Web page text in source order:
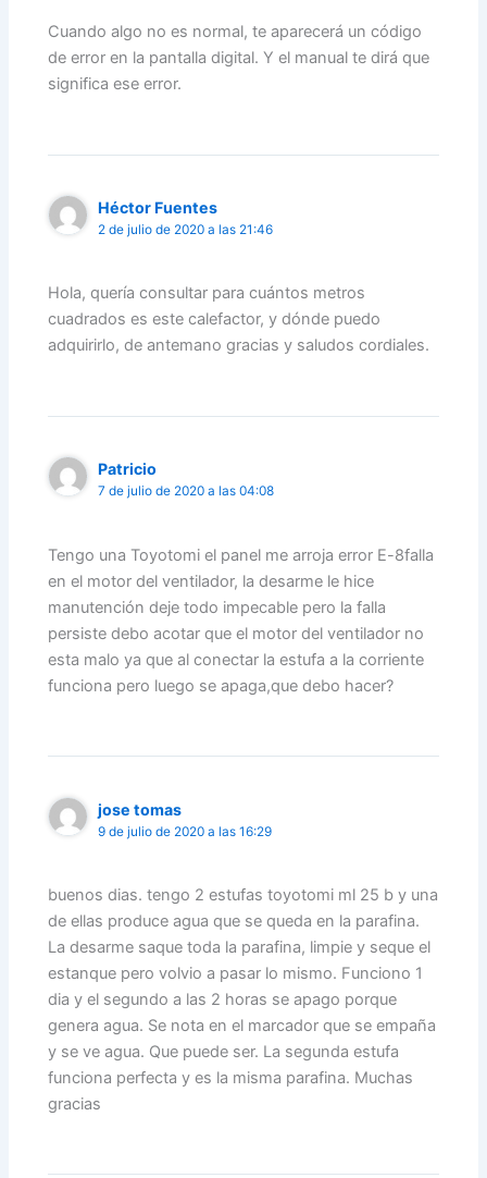
Cuando algo no es normal, te aparecerá un código
de error en la pantalla digital. Y el manual te dirá que
significa ese error.
Héctor Fuentes
2 de julio de 2020 a las 21:46
Hola, quería consultar para cuántos metros
cuadrados es este calefactor, y dónde puedo
adquirirlo, de antemano gracias y saludos cordiales.
Patricio
7 de julio de 2020 a las 04:08
Tengo una Toyotomi el panel me arroja error E-8falla
en el motor del ventilador, la desarme le hice
manutención deje todo impecable pero la falla
persiste debo acotar que el motor del ventilador no
esta malo ya que al conectar la estufa a la corriente
funciona pero luego se apaga,que debo hacer?
jose tomas
9 de julio de 2020 a las 16:29
buenos dias. tengo 2 estufas toyotomi ml 25 b y una
de ellas produce agua que se queda en la parafina.
La desarme saque toda la parafina, limpie y seque el
estanque pero volvio a pasar lo mismo. Funciono 1
dia y el segundo a las 2 horas se apago porque
genera agua. Se nota en el marcador que se empaña
y se ve agua. Que puede ser. La segunda estufa
funciona perfecta y es la misma parafina. Muchas
gracias